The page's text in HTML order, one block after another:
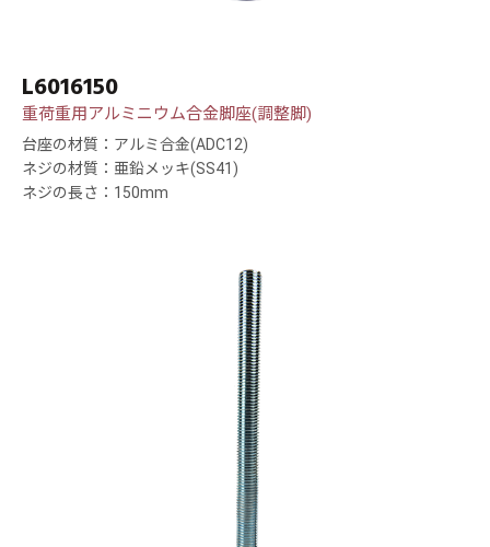
L6016150
重荷重用アルミニウム合金脚座(調整脚)
台座の材質：アルミ合金(ADC12)
ネジの材質：亜鉛メッキ(SS41)
ネジの長さ：150mm